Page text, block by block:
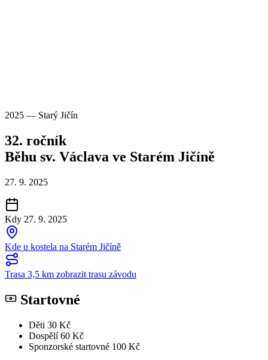
2025 — Starý Jičín
32. ročník
Běhu sv. Václava ve Starém Jičíně
27. 9. 2025
Kdy 27. 9. 2025
Kde u kostela na Starém Jičíně
Trasa 3,5 km zobrazit trasu závodu
Startovné
Děti 30 Kč
Dospělí 60 Kč
Sponzorské startovné 100 Kč